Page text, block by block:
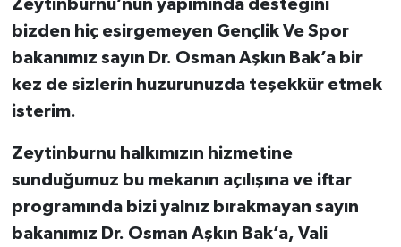
Zeytinburnu’nun yapımında desteğini
bizden hiç esirgemeyen Gençlik Ve Spor
bakanımız sayın Dr. Osman Aşkın Bak’a bir
kez de sizlerin huzurunuzda teşekkür etmek
isterim.
Zeytinburnu halkımızın hizmetine
sunduğumuz bu mekanın açılışına ve iftar
programında bizi yalnız bırakmayan sayın
bakanımız Dr. Osman Aşkın Bak’a, Vali